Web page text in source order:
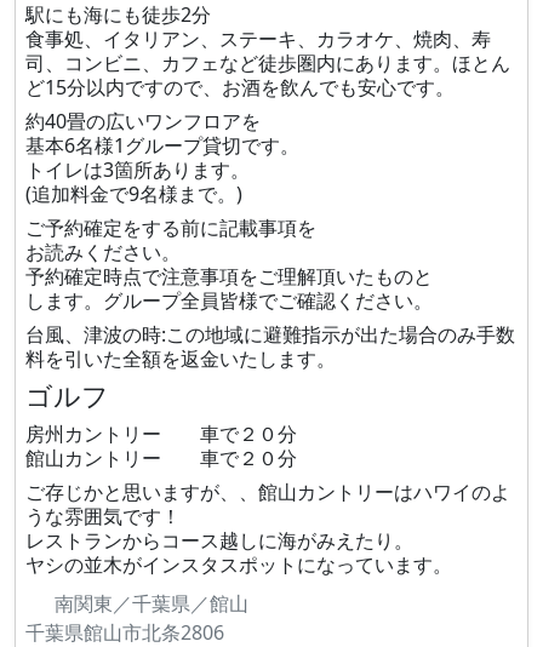
駅にも海にも徒歩2分
食事処、イタリアン、ステーキ、カラオケ、焼肉、寿
司、コンビニ、カフェなど徒歩圏内にあります。ほとん
ど15分以内ですので、お酒を飲んでも安心です。
約40畳の広いワンフロアを
基本6名様1グループ貸切です。
トイレは3箇所あります。
(追加料金で9名様まで。)
ご予約確定をする前に記載事項を
お読みください。
予約確定時点で注意事項をご理解頂いたものと
します。グループ全員皆様でご確認ください。
台風、津波の時:この地域に避難指示が出た場合のみ手数
料を引いた全額を返金いたします。
ゴルフ
房州カントリー 車で２０分
館山カントリー 車で２０分
ご存じかと思いますが、、館山カントリーはハワイのよ
うな雰囲気です！
レストランからコース越しに海がみえたり。
ヤシの並木がインスタスポットになっています。
南関東／千葉県／館山
千葉県館山市北条2806